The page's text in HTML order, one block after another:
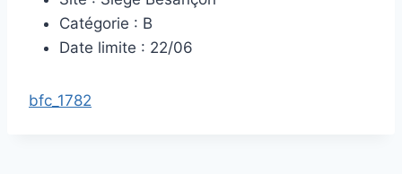
Catégorie : B
Date limite : 22/06
bfc_1782